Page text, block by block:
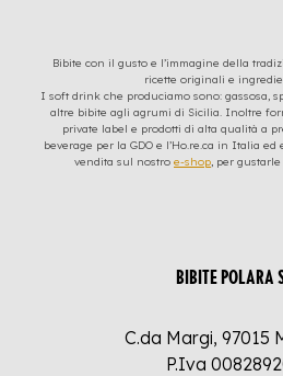
Bibite con il gusto e l’immagine della
ricette originali e
I soft drink che produciamo sono: gassosa,
altre bibite agli agrumi di Sicilia. Inoltre
private label e prodotti di alta qualità a
beverage per la GDO e l’Ho.re.ca in Italia
vendita sul nostro e-shop, per
BIBITE POLARA
C.da Margi, 97015
P.Iva